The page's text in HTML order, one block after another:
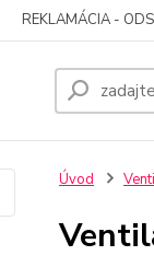
REKLAMÁCIA -
Úvod